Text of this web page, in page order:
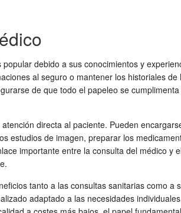
debido a sus conocimientos y
al seguro o mantener los historiales
de que todo el papeleo se
directa al paciente. Pueden
estudios de imagen, preparar los
importante entre la consulta del médico
tanto a las consultas sanitarias como
adaptado a las necesidades